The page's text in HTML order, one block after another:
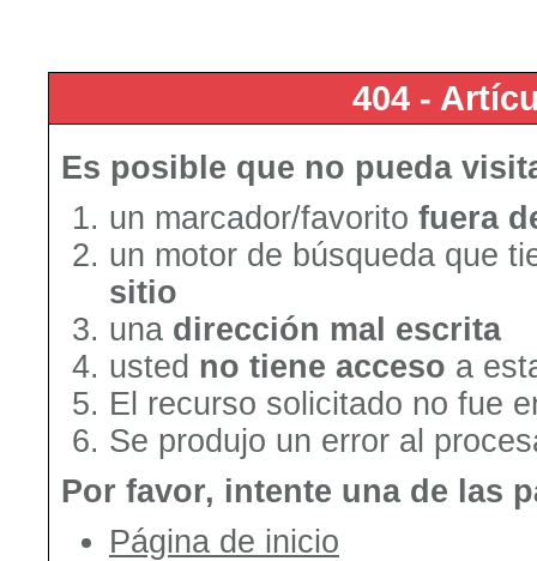
404 -
Es posible que no pueda
un marcador/favorito fuera
un motor de búsqueda que
sitio
una dirección mal escrita
usted no tiene acceso a
El recurso solicitado no fue
Se produjo un error al
Por favor, intente una de las
Página de inicio